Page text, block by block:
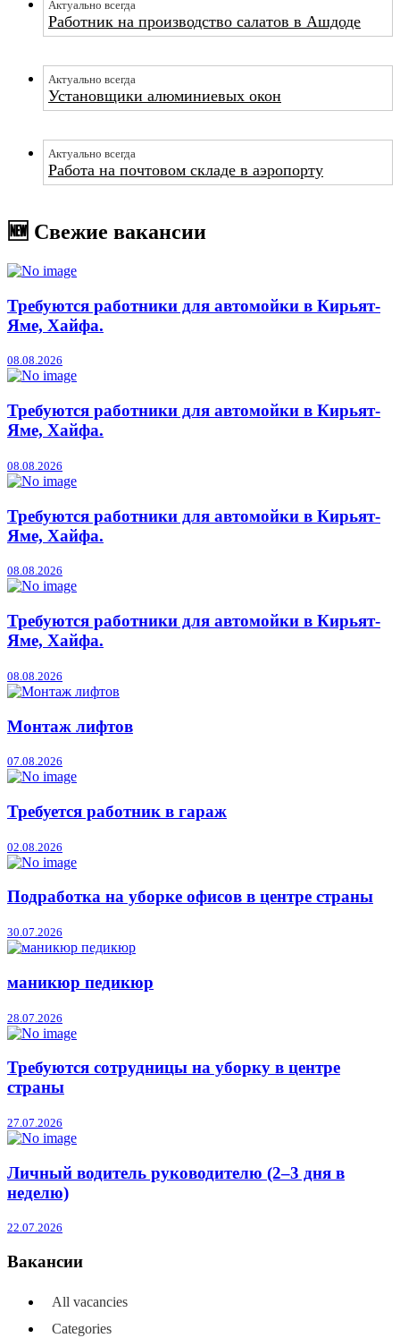
Актуально всегда
Работник на производство салатов в Ашдоде
Актуально всегда
Установщики алюминиевых окон
Актуально всегда
Работа на почтовом складе в аэропорту
🆕 Свежие вакансии
Требуются работники для автомойки в Кирьят-
Яме, Хайфа.
08.08.2026
Требуются работники для автомойки в Кирьят-
Яме, Хайфа.
08.08.2026
Требуются работники для автомойки в Кирьят-
Яме, Хайфа.
08.08.2026
Требуются работники для автомойки в Кирьят-
Яме, Хайфа.
08.08.2026
Монтаж лифтов
07.08.2026
Требуется работник в гараж
02.08.2026
Подработка на уборке офисов в центре страны
30.07.2026
маникюр педикюр
28.07.2026
Требуются сотрудницы на уборку в центре
страны
27.07.2026
Личный водитель руководителю (2–3 дня в
неделю)
22.07.2026
Вакансии
All vacancies
Categories